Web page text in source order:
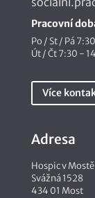
Pracovní
Po / St / Pá
Út / Čt 7:30 -
Více
Adresa
Hospic v
Svážná 1528
434 01 Most